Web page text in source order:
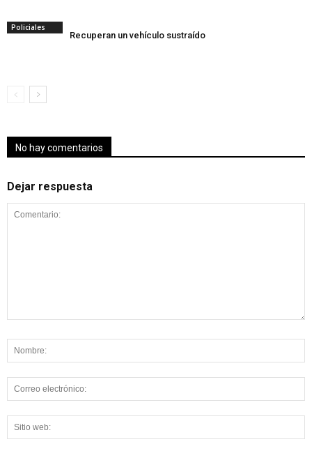
Policiales
Recuperan un vehículo sustraído
No hay comentarios
Dejar respuesta